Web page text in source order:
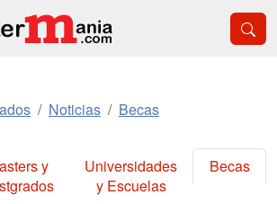
Noticias Becas
y
Universidades
y Escuelas
Becas